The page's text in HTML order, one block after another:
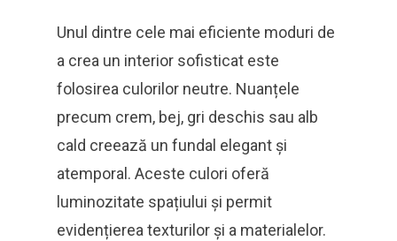
Unul dintre cele mai eficiente moduri de
a crea un interior sofisticat este
folosirea culorilor neutre. Nuanțele
precum crem, bej, gri deschis sau alb
cald creează un fundal elegant și
atemporal. Aceste culori oferă
luminozitate spațiului și permit
evidențierea texturilor și a materialelor.